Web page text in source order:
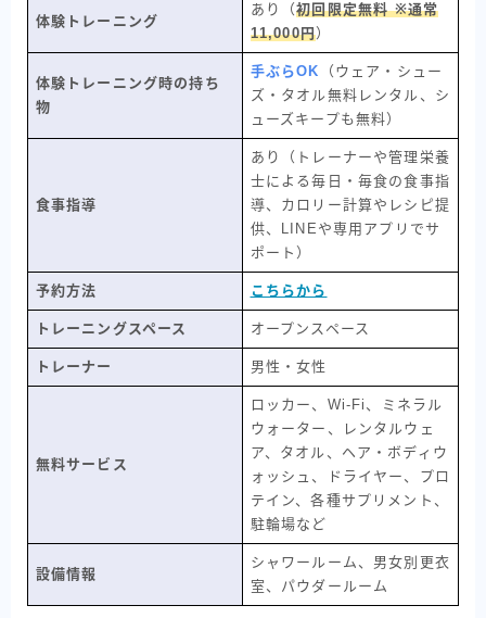
体験トレーニング
あり（初回限定無料 ※通常
11,000円）
体験トレーニング時の持ち
物
手ぶらOK （ウェア・シュー
ズ・タオル無料レンタル、シ
ューズキープも無料）
食事指導
あり（トレーナーや管理栄養
士による毎日・毎食の食事指
導、カロリー計算やレシピ提
供、LINEや専用アプリでサ
ポート）
予約方法 こちらから
トレーニングスペース オープンスペース
トレーナー 男性・女性
無料サービス
ロッカー、Wi-Fi、ミネラル
ウォーター、レンタルウェ
ア、タオル、ヘア・ボディウ
ォッシュ、ドライヤー、プロ
テイン、各種サプリメント、
駐輪場など
設備情報
シャワールーム、男女別更衣
室、パウダールーム